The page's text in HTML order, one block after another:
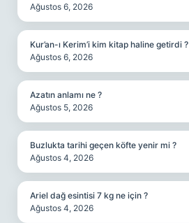
Ağustos 6, 2026
Kur’an-ı Kerim’i kim kitap haline getirdi ?
Ağustos 6, 2026
Azatın anlamı ne ?
Ağustos 5, 2026
Buzlukta tarihi geçen köfte yenir mi ?
Ağustos 4, 2026
Ariel dağ esintisi 7 kg ne için ?
Ağustos 4, 2026